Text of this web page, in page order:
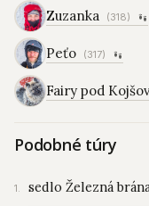
Zuzanka (318)
Peťo (317)
Fairy pod
Podobné túry
sedlo Železná